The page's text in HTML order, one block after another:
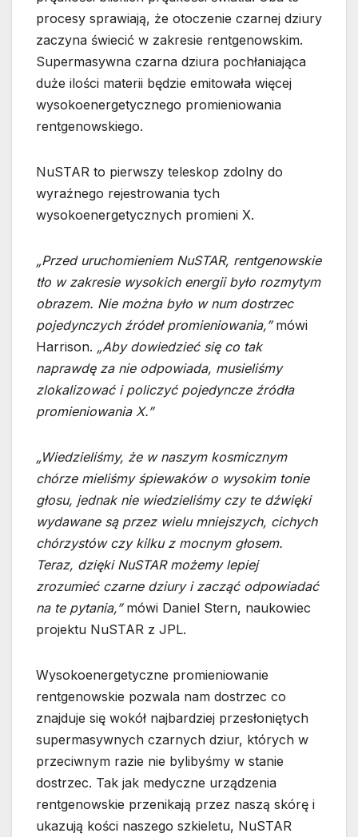
procesy sprawiają, że otoczenie czarnej dziury
zaczyna świecić w zakresie rentgenowskim.
Supermasywna czarna dziura pochłaniająca
duże ilości materii będzie emitowała więcej
wysokoenergetycznego promieniowania
rentgenowskiego.
NuSTAR to pierwszy teleskop zdolny do
wyraźnego rejestrowania tych
wysokoenergetycznych promieni X.
„Przed uruchomieniem NuSTAR, rentgenowskie
tło w zakresie wysokich energii było rozmytym
obrazem. Nie można było w num dostrzec
pojedynczych źródeł promieniowania,”mówi
Harrison. „Aby dowiedzieć się co tak
naprawdę za nie odpowiada, musieliśmy
zlokalizować i policzyć pojedyncze źródła
promieniowania X.”
„Wiedzieliśmy, że w naszym kosmicznym
chórze mieliśmy śpiewaków o wysokim tonie
głosu, jednak nie wiedzieliśmy czy te dźwięki
wydawane są przez wielu mniejszych, cichych
chórzystów czy kilku z mocnym głosem.
Teraz, dzięki NuSTAR możemy lepiej
zrozumieć czarne dziury i zacząć odpowiadać
na te pytania,” mówi Daniel Stern, naukowiec
projektu NuSTAR z JPL.
Wysokoenergetyczne promieniowanie
rentgenowskie pozwala nam dostrzec co
znajduje się wokół najbardziej przesłoniętych
supermasywnych czarnych dziur, których w
przeciwnym razie nie bylibyśmy w stanie
dostrzec. Tak jak medyczne urządzenia
rentgenowskie przenikają przez naszą skórę i
ukazują kości naszego szkieletu, NuSTAR